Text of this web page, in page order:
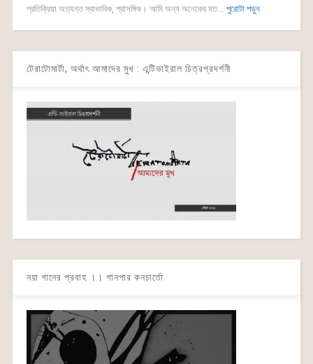
প্রতিক্রিয়া অত্যন্ত স্বাভাবিক, প্রাসঙ্গিক। আমি অন্য অনেকের মত... পুরোটা পড়ুন
টেরাটোমার্টা, অর্থাৎ আমাদের মুখ : এন্টিভাইরাল চিত্রপ্রদর্শনী
নয়া গানের প্রবাহ ।। গানপার কনচার্তো